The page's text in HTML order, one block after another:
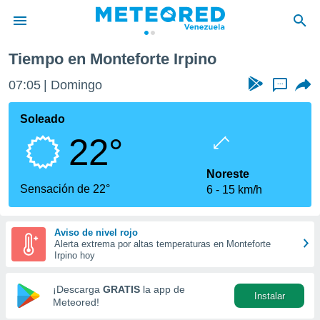
de
ha
calidad.
a este
las
y
forma
digital
basada
Tiempo en Monteforte Irpino
07:05 Domingo ...
Soleado
22°
Sensación de 22°
Noreste
6
15 km/h
Aviso de nivel rojo
Alerta extrema por altas temperaturas en Monteforte
Irpino hoy
¡Descarga GRATIS la app de
Meteored!
Instalar